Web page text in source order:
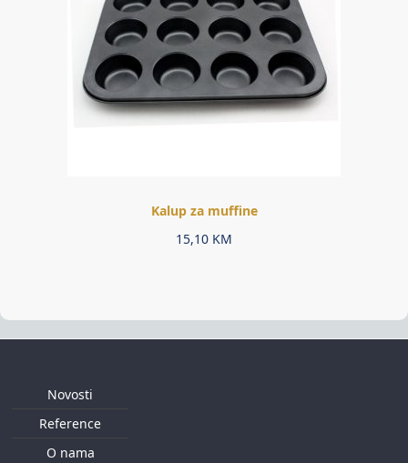
Kalup za muffine
15,10 KM
Novosti
Reference
O nama